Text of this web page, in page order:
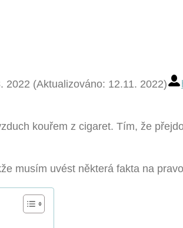
2022 (Aktualizováno: 12.11. 2022)
kouřem z cigaret. Tím, že
musím uvést některá fakta na